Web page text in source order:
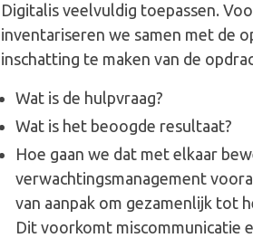
Digitalis veelvuldig toepassen.
inventariseren we samen met de
inschatting te maken van de
Wat is de hulpvraag?
Wat is het beoogde resultaat?
Hoe gaan we dat met elkaar
verwachtingsmanagement
van aanpak om gezamenlijk tot
Dit voorkomt miscommunicatie